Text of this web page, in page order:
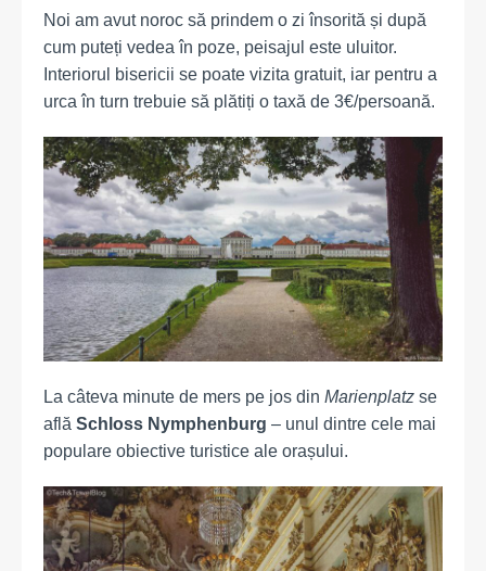
Noi am avut noroc să prindem o zi însorită și după
cum puteți vedea în poze, peisajul este uluitor.
Interiorul bisericii se poate vizita gratuit, iar pentru a
urca în turn trebuie să plătiți o taxă de 3€/persoană.
La câteva minute de mers pe jos din Marienplatz se
află Schloss Nymphenburg – unul dintre cele mai
populare obiective turistice ale orașului.